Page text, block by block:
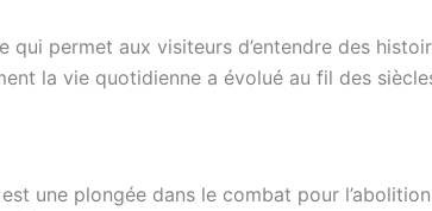
qui permet aux visiteurs d’entendre des
la vie quotidienne a évolué au fil des
une plongée dans le combat pour